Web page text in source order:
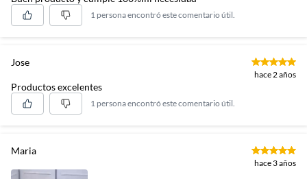
1 persona encontró este comentario útil.
Jose
hace 2 años
Productos excelentes
1 persona encontró este comentario útil.
Maria
hace 3 años